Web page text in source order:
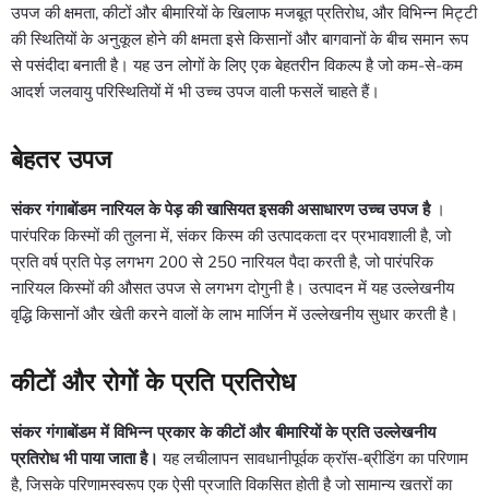
उपज की क्षमता, कीटों और बीमारियों के खिलाफ मजबूत प्रतिरोध, और विभिन्न मिट्टी
की स्थितियों के अनुकूल होने की क्षमता इसे किसानों और बागवानों के बीच समान रूप
से पसंदीदा बनाती है। यह उन लोगों के लिए एक बेहतरीन विकल्प है जो कम-से-कम
आदर्श जलवायु परिस्थितियों में भी उच्च उपज वाली फसलें चाहते हैं।
बेहतर उपज
संकर गंगाबोंडम नारियल के पेड़ की खासियत इसकी असाधारण उच्च उपज है।
पारंपरिक किस्मों की तुलना में, संकर किस्म की उत्पादकता दर प्रभावशाली है, जो
प्रति वर्ष प्रति पेड़ लगभग 200 से 250 नारियल पैदा करती है, जो पारंपरिक
नारियल किस्मों की औसत उपज से लगभग दोगुनी है। उत्पादन में यह उल्लेखनीय
वृद्धि किसानों और खेती करने वालों के लाभ मार्जिन में उल्लेखनीय सुधार करती है।
कीटों और रोगों के प्रति प्रतिरोध
संकर गंगाबोंडम में विभिन्न प्रकार के कीटों और बीमारियों के प्रति उल्लेखनीय
प्रतिरोध भी पाया जाता है। यह लचीलापन सावधानीपूर्वक क्रॉस-ब्रीडिंग का परिणाम
है, जिसके परिणामस्वरूप एक ऐसी प्रजाति विकसित होती है जो सामान्य खतरों का